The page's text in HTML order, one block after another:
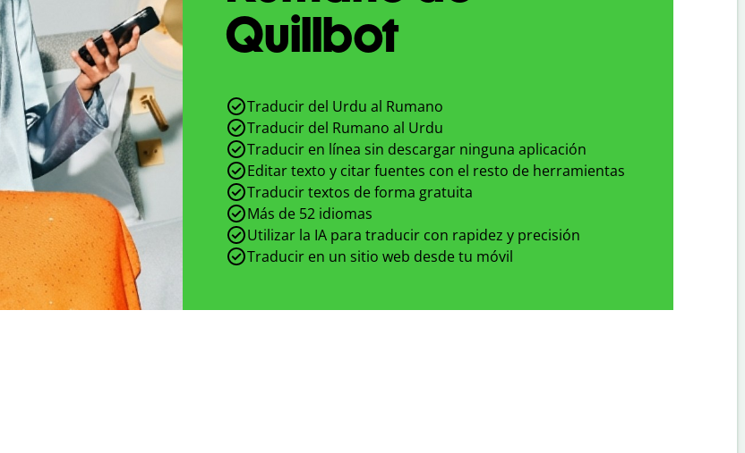
Quillbot
Traducir del Urdu al Rumano
Traducir del Rumano al Urdu
Traducir en línea sin descargar ninguna aplicación
Editar texto y citar fuentes con el resto de herramientas
Traducir textos de forma gratuita
Más de 52 idiomas
Utilizar la IA para traducir con rapidez y precisión
Traducir en un sitio web desde tu móvil